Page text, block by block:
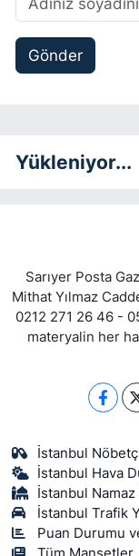
Gönder
Yükleniyor...
Sarıyer Posta
Mithat Yılmaz
0212 271 26 46 -
materyalin her
İstanbul
İstanbul Hava
İstanbul
İstanbul Trafik
Puan Durumu